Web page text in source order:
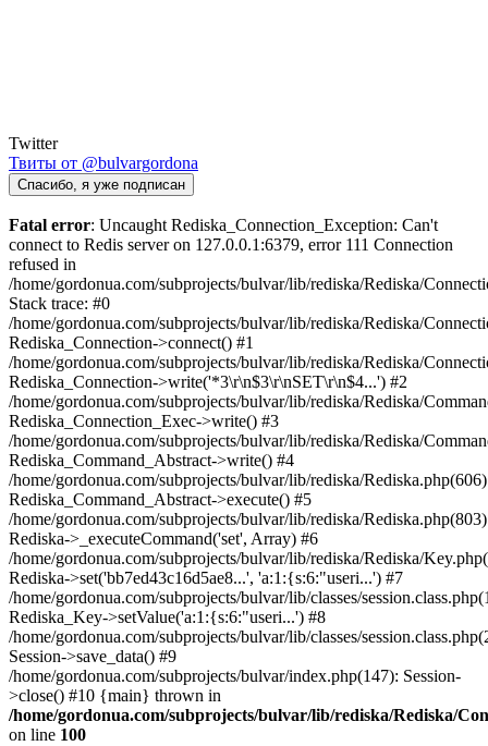
Twitter
Твиты от @bulvargordona
Спасибо, я уже подписан
Fatal error: Uncaught Rediska_Connection_Exception: Can't
connect to Redis server on 127.0.0.1:6379, error 111 Connection
refused in
/home/gordonua.com/subprojects/bulvar/lib/rediska/Rediska/
Stack trace: #0
/home/gordonua.com/subprojects/bulvar/lib/rediska/Rediska/
Rediska_Connection->connect() #1
/home/gordonua.com/subprojects/bulvar/lib/rediska/Rediska/
Rediska_Connection->write('*3\r\n$3\r\nSET\r\n$4...') #2
/home/gordonua.com/subprojects/bulvar/lib/rediska/Rediska/
Rediska_Connection_Exec->write() #3
/home/gordonua.com/subprojects/bulvar/lib/rediska/Rediska/
Rediska_Command_Abstract->write() #4
/home/gordonua.com/subprojects/bulvar/lib/rediska/
Rediska_Command_Abstract->execute() #5
/home/gordonua.com/subprojects/bulvar/lib/rediska/
Rediska->_executeCommand('set', Array) #6
/home/gordonua.com/subprojects/bulvar/lib/rediska/Rediska/
Rediska->set('bb7ed43c16d5ae8...', 'a:1:{s:6:"useri...') #7
/home/gordonua.com/subprojects/bulvar/lib/classes/
Rediska_Key->setValue('a:1:{s:6:"useri...') #8
/home/gordonua.com/subprojects/bulvar/lib/classes/
Session->save_data() #9
/home/gordonua.com/subprojects/bulvar/index.php(147): Session-
>close() #10 {main} thrown in
/home/gordonua.com/subprojects/bulvar/lib/rediska/Rediska/
on line 100